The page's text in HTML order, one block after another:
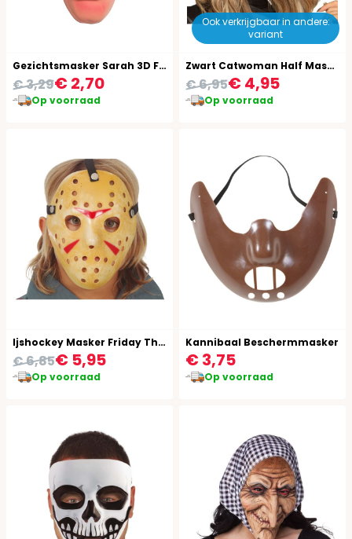
Gezichtsmasker Sarah 3D Foam
€ 2,70
€ 3,29
Op voorraad
Ook verkrijgbaar in andere:
variant
Zwart Catwoman Half Masker
€ 4,95
€ 6,95
Op voorraad
Ijshockey Masker Friday The 13Th
€ 5,95
€ 6,85
Op voorraad
Kannibaal Beschermmasker
€ 3,75
Op voorraad